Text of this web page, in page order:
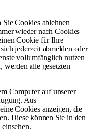
Cookies ablehnen
wieder nach Cookies
Cookie für Ihre
jederzeit abmelden oder
vollumfänglich nutzen
werden alle gesetzten
Computer auf unserer
Aus
Cookies anzeigen, die
Diese können Sie in den